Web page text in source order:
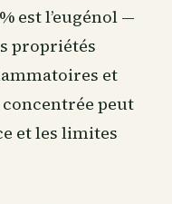
est l’eugénol —
propriétés
et
concentrée peut
et les limites